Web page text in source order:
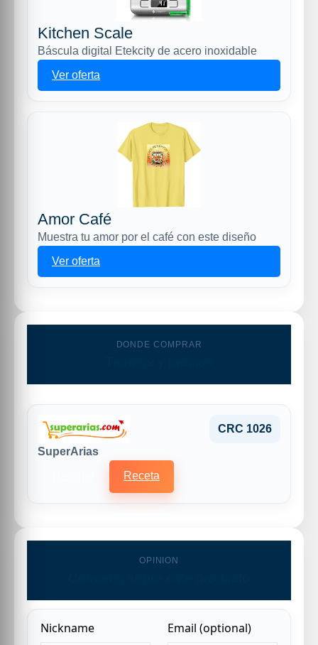
Kitchen Scale
Báscula digital Etekcity de acero inoxidable
Ver oferta
Amor Café
Muestra tu amor por el café con este diseño
Ver oferta
DONDE COMPRAR
CRC 1026
SuperArias
Receta
OPINION